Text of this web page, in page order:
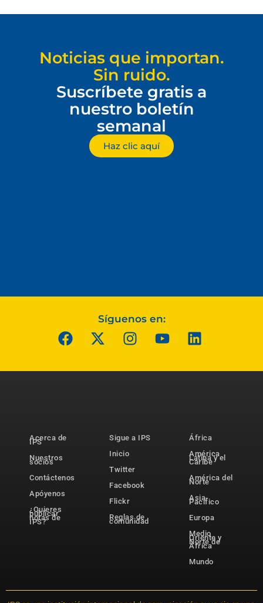
Noticias que importan.
Sin ruido.
Suscríbete gratis a
nuestro boletín
semanal
Haz clic aquí
Síguenos en:
Acerca de
IPS
Nuestros
socios
Contáctenos
Apóyenos
¿Quieres
publicar
notas de
IPS?
Sigue a IPS
Inicio
Twitter
Facebook
Flickr
Reglas de
comunidad
África
América
Latina y el
Caribe
América del
Norte
Asia-
Pacífico
Europa
Medio
Oriente y
Norte de
África
Mundo